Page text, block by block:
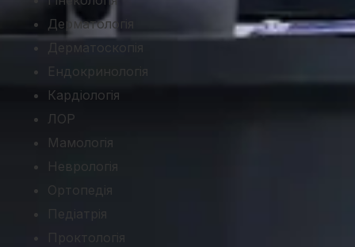
Дерматологія
Дерматоскопія
Ендокринологія
Кардіологія
ЛОР
Мамологія
Неврологія
Ортопедія
Педіатрія
Проктологія